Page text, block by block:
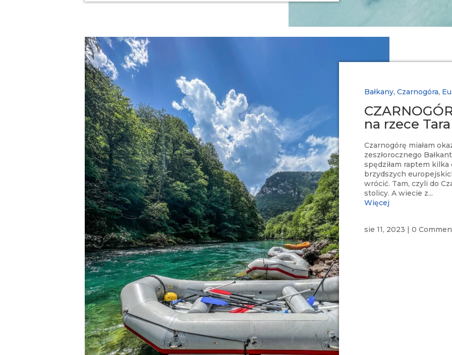
Bałkany, Czarnogóra,
na rzece Tara
Czarnogórę miałam
zeszłorocznego
spędziłam raptem kilka
brzydszych
wrócić. Tam, czyli do
stolicy. A wiecie z...
Więcej
sie 11, 2023 | 0